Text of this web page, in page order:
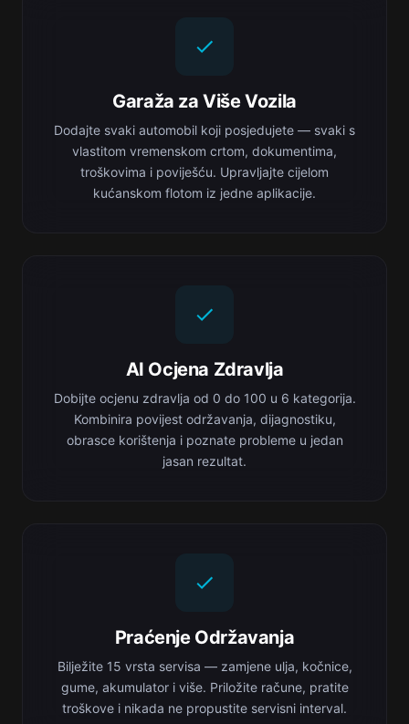
Garaža za Više Vozila
Dodajte svaki automobil koji posjedujete — svaki s
vlastitom vremenskom crtom, dokumentima,
troškovima i poviješću. Upravljajte cijelom
kućanskom flotom iz jedne aplikacije.
AI Ocjena Zdravlja
Dobijte ocjenu zdravlja od 0 do 100 u 6 kategorija.
Kombinira povijest održavanja, dijagnostiku,
obrasce korištenja i poznate probleme u jedan
jasan rezultat.
Praćenje Održavanja
Bilježite 15 vrsta servisa — zamjene ulja, kočnice,
gume, akumulator i više. Priložite račune, pratite
troškove i nikada ne propustite servisni interval.